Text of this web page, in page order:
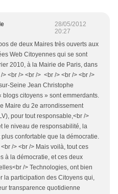
28/05/2012
20:27
de deux Maires très ouverts aux
Web Citoyennes qui se sont
2010, à la Mairie de Paris, dans
<br /> <br /> <br /> <br /> <br />
Seine Jean Christophe
blogs citoyens » sont emmerdants.
Maire du 2e arrondissement
pour tout responsable,<br />
le niveau de responsabilité, la
confortable que la démocratie.
/> <br /> Mais voilà, tout ces
à la démocratie, et ces deux
/> Technologies, ont bien
la participation des Citoyens qui,
transparence quotidienne